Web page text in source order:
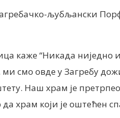
љубљански
каже “Никада ниједно
смо овде у Загребу
Наш храм је
храм који је оштећен